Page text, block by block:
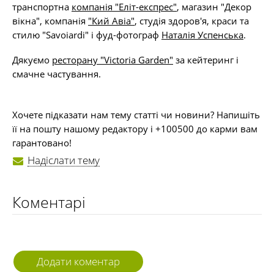
транспортна компанія "Еліт-експрес", магазин "Декор
вікна", компанія "Кий Авіа", студія здоров'я, краси та
стилю "Savoiardi" і фуд-фотограф Наталія Успенська.
Дякуємо ресторану "Victoria Garden" за кейтеринг і
смачне частування.
Хочете підказати нам тему статті чи новини? Напишіть
її на пошту нашому редактору і +100500 до карми вам
гарантовано!
Надіслати тему
Коментарі
Додати коментар